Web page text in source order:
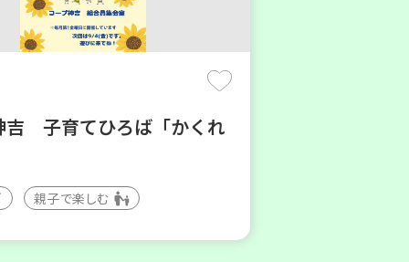
吉 子育てひろば「かくれ
親子で楽しむ